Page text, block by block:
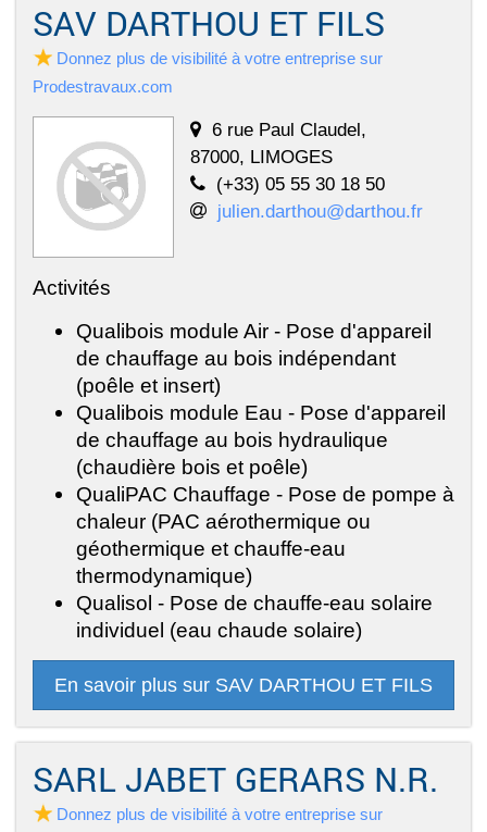
SAV DARTHOU ET FILS
Donnez plus de visibilité à votre entreprise sur
Prodestravaux.com
6 rue Paul Claudel,
87000, LIMOGES
(+33) 05 55 30 18 50
julien.darthou@darthou.fr
Activités
Qualibois module Air - Pose d'appareil
de chauffage au bois indépendant
(poêle et insert)
Qualibois module Eau - Pose d'appareil
de chauffage au bois hydraulique
(chaudière bois et poêle)
QualiPAC Chauffage - Pose de pompe à
chaleur (PAC aérothermique ou
géothermique et chauffe-eau
thermodynamique)
Qualisol - Pose de chauffe-eau solaire
individuel (eau chaude solaire)
En savoir plus sur SAV DARTHOU ET FILS
SARL JABET GERARS N.R.
Donnez plus de visibilité à votre entreprise sur